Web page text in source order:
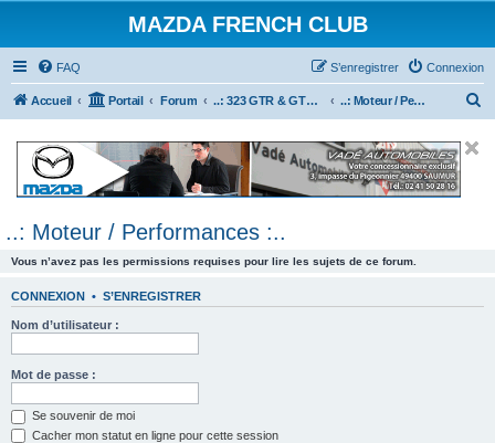
MAZDA FRENCH CLUB
FAQ Connexion
S’enregistrer
Accueil Portail Forum ..: 323 GTR & GTX :.. ..: Moteur / Performances :..
e
..: Moteur / Performances :..
Vous n’avez pas les permissions requises pour lire les sujets de ce forum.
CONNEXION • S’ENREGISTRER
Nom d’utilisateur :
Mot de passe :
Se souvenir de moi
Cacher mon statut en ligne pour cette session